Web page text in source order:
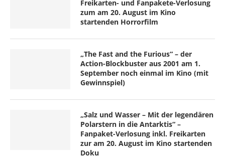
Freikarten- und Fanpakete-Verlosung
zum am 20. August im Kino
startenden Horrorfilm
„The Fast and the Furious“ – der
Action-Blockbuster aus 2001 am 1.
September noch einmal im Kino (mit
Gewinnspiel)
„Salz und Wasser – Mit der legendären
Polarstern in die Antarktis“ –
Fanpaket-Verlosung inkl. Freikarten
zur am 20. August im Kino startenden
Doku